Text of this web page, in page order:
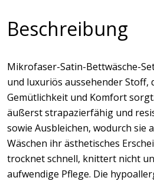
Beschreibung
Mikrofaser-Satin-Bettwäsche-
und luxuriös aussehender Stoff,
Gemütlichkeit und Komfort
äußerst strapazierfähig und
sowie Ausbleichen, wodurch sie
Wäschen ihr ästhetisches
trocknet schnell, knittert nicht
aufwendige Pflege. Die